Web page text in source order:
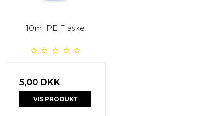
10ml PE Flaske
5,00 DKK
VIS PRODUKT